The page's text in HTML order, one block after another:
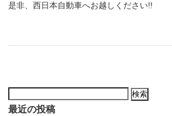
是非、西日本自動車へお越しください!!
索:
最近の投稿